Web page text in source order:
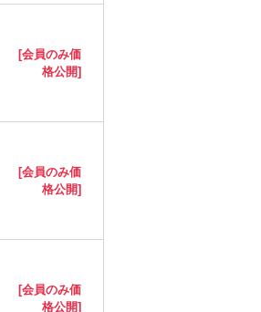
[会員のみ価
格公開]
[会員のみ価
格公開]
[会員のみ価
格公開]